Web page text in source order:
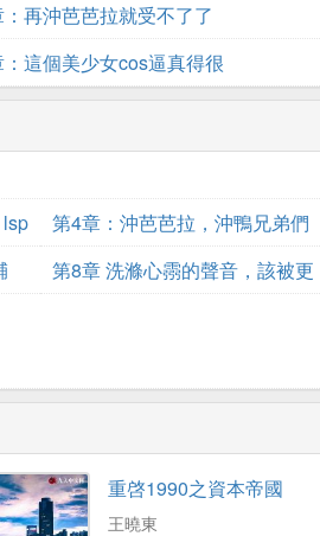
再沖芭芭拉就受不了了
這個美少女cos逼真得很
第4章：沖芭芭拉，沖鴨兄弟們
第8章 洗滌心霛的聲音，該被更
重啓1990之資本帝國
王曉東